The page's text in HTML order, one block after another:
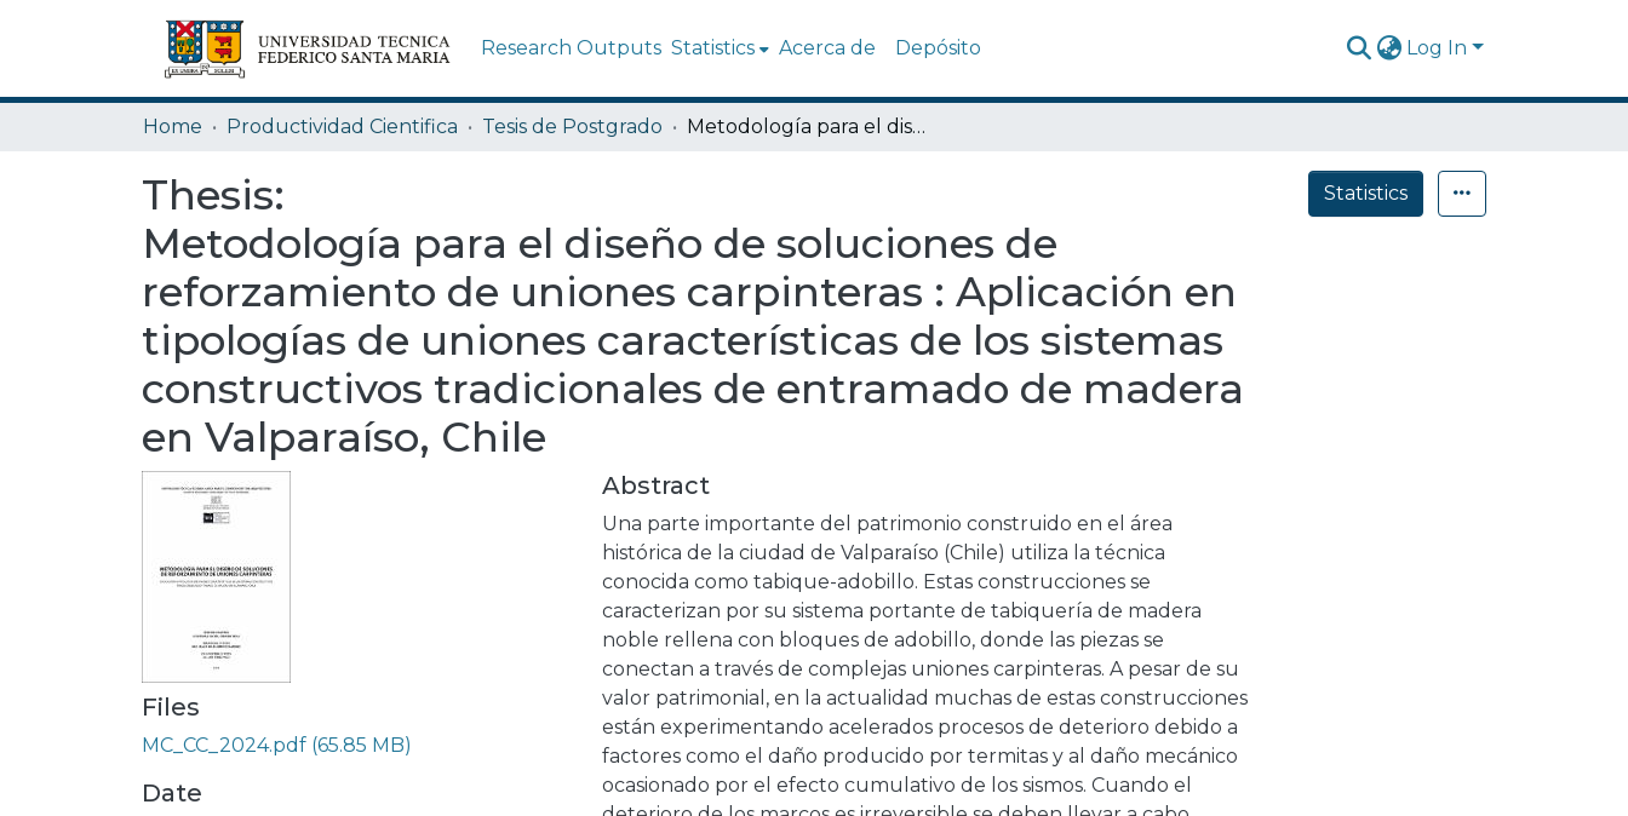
Research Outputs Statistics Acerca de Depósito Log In
Home Productividad Cientifica Tesis de Postgrado Metodología para el diseño de soluciones de reforzamiento de uniones carpinteras : Aplicación en tipologías de uniones características de los sistemas constructivos tradicionales de entramado de madera en Valparaíso, Chile
Thesis:
Metodología para el diseño de soluciones de
reforzamiento de uniones carpinteras : Aplicación en
tipologías de uniones características de los sistemas
constructivos tradicionales de entramado de madera
en Valparaíso, Chile
Statistics
Files
MC_CC_2024.pdf (65.85 MB)
Date
Abstract
Una parte importante del patrimonio construido en el área
histórica de la ciudad de Valparaíso (Chile) utiliza la técnica
conocida como tabique-adobillo. Estas construcciones se
caracterizan por su sistema portante de tabiquería de madera
noble rellena con bloques de adobillo, donde las piezas se
conectan a través de complejas uniones carpinteras. A pesar de su
valor patrimonial, en la actualidad muchas de estas construcciones
están experimentando acelerados procesos de deterioro debido a
factores como el daño producido por termitas y al daño mecánico
ocasionado por el efecto cumulativo de los sismos. Cuando el